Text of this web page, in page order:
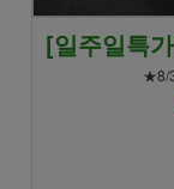
[일주일특
★8/